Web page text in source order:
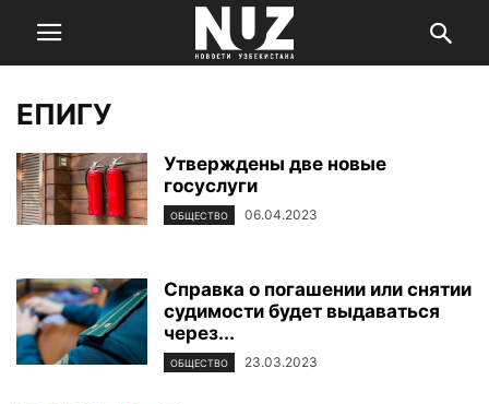
ЕПИГУ
Утверждены две новые
госуслуги
ОБЩЕСТВО 06.04.2023
Справка о погашении или снятии
судимости будет выдаваться
через...
ОБЩЕСТВО 23.03.2023